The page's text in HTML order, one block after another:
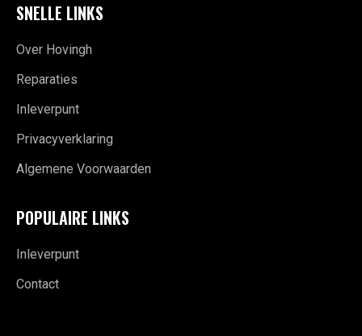
SNELLE LINKS
Over Hovingh
Reparaties
Inleverpunt
Privacyverklaring
Algemene Voorwaarden
POPULAIRE LINKS
Inleverpunt
Contact